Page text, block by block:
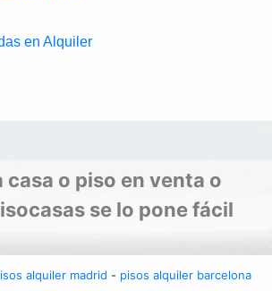
en Alquiler
casa o piso en venta o
se lo pone fácil
alquiler madrid - pisos alquiler barcelona